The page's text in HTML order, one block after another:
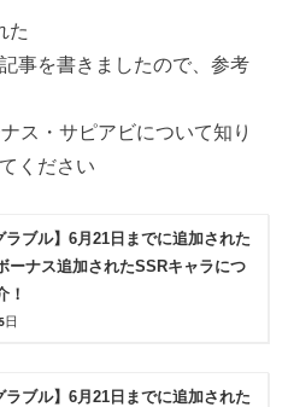
た
事を書きましたので、参考
ス・サピアビについて知り
ください
ラブル】6月21日までに追加された
ーナス追加されたSSRキャラにつ
！
日
ラブル】6月21日までに追加された